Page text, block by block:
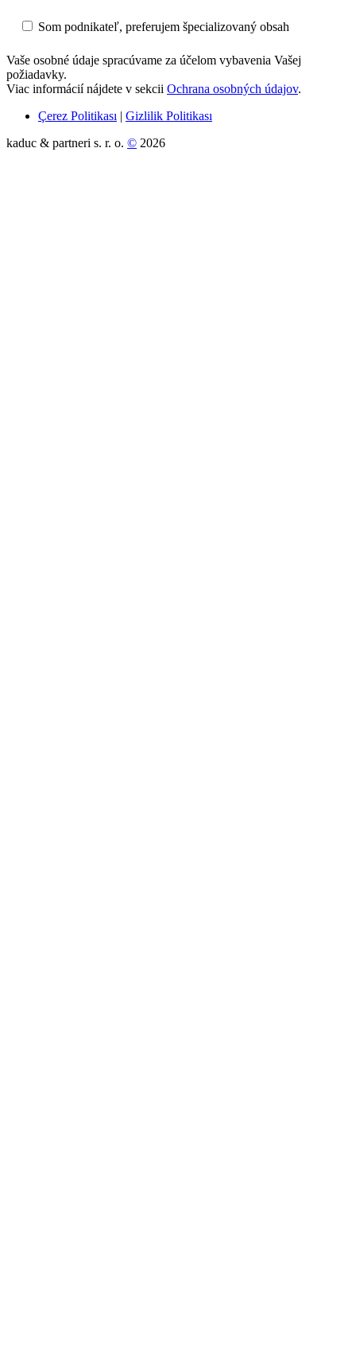
Som podnikateľ, preferujem špecializovaný obsah
Vaše osobné údaje spracúvame za účelom vybavenia Vašej
požiadavky.
Viac informácií nájdete v sekcii Ochrana osobných údajov.
Çerez Politikası | Gizlilik Politikası
kaduc & partneri s. r. o. © 2026